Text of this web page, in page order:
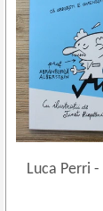
Luca Perri-